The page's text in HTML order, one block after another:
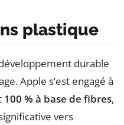
plastique
durable
Apple s’est engagé à
100 % à base de fibres,
vers